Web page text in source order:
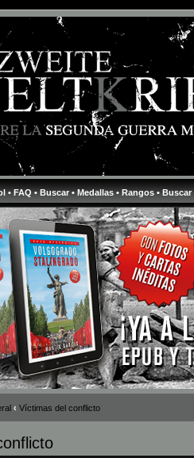
• FAQ • Buscar • Medallas • Rangos •
‹ Víctimas del conflicto